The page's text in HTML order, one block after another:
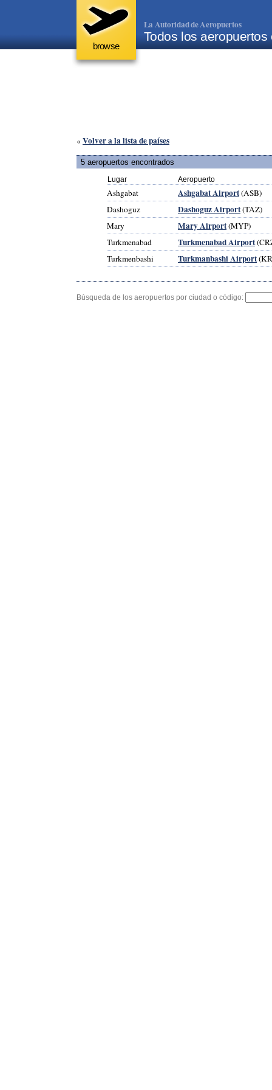
browse
La Autoridad de Aeropuertos
Todos los
« Volver a la lista de países
5 aeropuertos encontrados
Lugar Aeropuerto
Ashgabat Ashgabat Airport(ASB)
Dashoguz
Dashoguz Airport(TAZ)
Mary
Mary Airport(MYP)
Turkmenabad
Turkmenabad Airport
Turkmenbashi
Turkmanbashi Airport
Búsqueda de los aeropuertos por ciudad o código: